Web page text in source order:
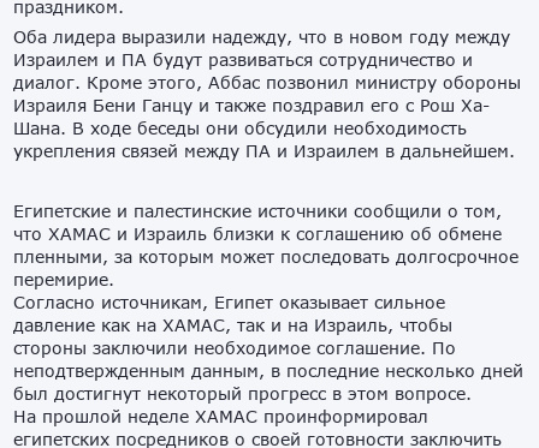
праздником.
Оба лидера выразили надежду, что в новом году между
Израилем и ПА будут развиваться сотрудничество и
диалог. Кроме этого, Аббас позвонил министру обороны
Израиля Бени Ганцу и также поздравил его с Рош Ха-
Шана. В ходе беседы они обсудили необходимость
укрепления связей между ПА и Израилем в дальнейшем.
Египетские и палестинские источники сообщили о том,
что ХАМАС и Израиль близки к соглашению об обмене
пленными, за которым может последовать долгосрочное
перемирие.
Согласно источникам, Египет оказывает сильное
давление как на ХАМАС, так и на Израиль, чтобы
стороны заключили необходимое соглашение. По
неподтвержденным данным, в последние несколько дней
был достигнут некоторый прогресс в этом вопросе.
На прошлой неделе ХАМАС проинформировал
египетских посредников о своей готовности заключить